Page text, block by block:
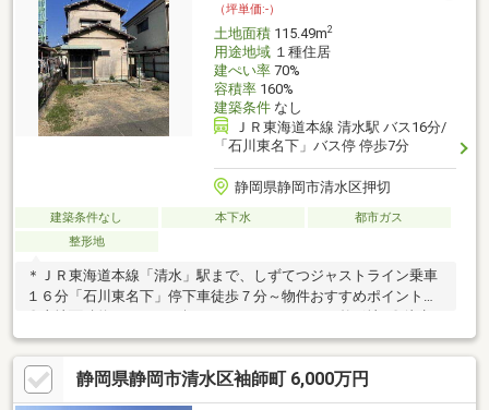
（坪単価:-）
土地面積115.49m2
用途地域１種住居
建ぺい率70%
容積率160%
建築条件なし
ＪＲ東海道本線 清水駅 バス16分/
「石川東名下」バス停 停歩7分
静岡県静岡市清水区押切
建築条件なし 本下水
都市ガス
整形地
＊ＪＲ東海道本線「清水」駅まで、しずてつジャストライン乗車
１６分「石川東名下」停下車徒歩７分～物件おすすめポイント～
０分圏内にコンビニ、ドラッグストア、スーパー、 金融機関、
郵便局等があります♪ 〇建ぺい率：７０％・容積率１６０％～お
すすめの周辺環境～○「ファミリーマート押切北店」まで徒歩３
分○「ヒバリヤ新鮮市場高部店」まで徒歩５分○「ウエルシア清水
静岡県静岡市清水区袖師町 6,000万円